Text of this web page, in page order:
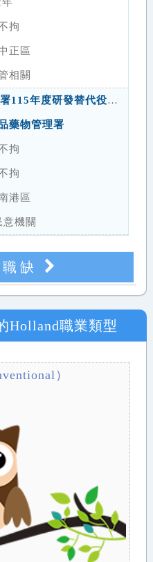
拘
正區
相關
衛生福利部食品藥物管理署115年度研發替代役第1次徵才公告
藥物管理署
拘
拘
港區
機關
缺
Holland職業類型
）